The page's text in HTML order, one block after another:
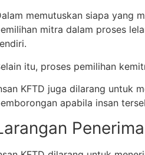
memutuskan siapa yang
mitra dalam proses
itu, proses pemilihan
KFTD juga dilarang untuk
apabila insan